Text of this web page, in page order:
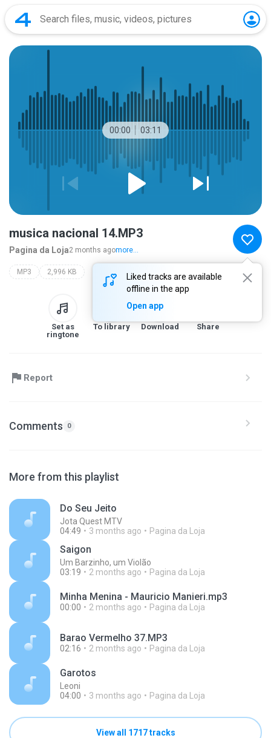
00:00 03:11
Liked tracks are available
offline in the app
Open app
musica nacional 14.MP3
Pagina da Loja2 months agomore...
MP3 2,996 KB
Set as
ringtone
To library Download Share
Report
Comments 0
More from this playlist
Do Seu Jeito
Jota Quest MTV
04:49
3 months ago Pagina da Loja
Saigon
Um Barzinho, um Violão
03:19
2 months ago Pagina da Loja
Minha Menina - Mauricio Manieri.mp3
00:00 2 months ago Pagina da Loja
Barao Vermelho 37.MP3
02:16 2 months ago Pagina da Loja
Garotos
Leoni
04:00
3 months ago Pagina da Loja
View all 1717 tracks